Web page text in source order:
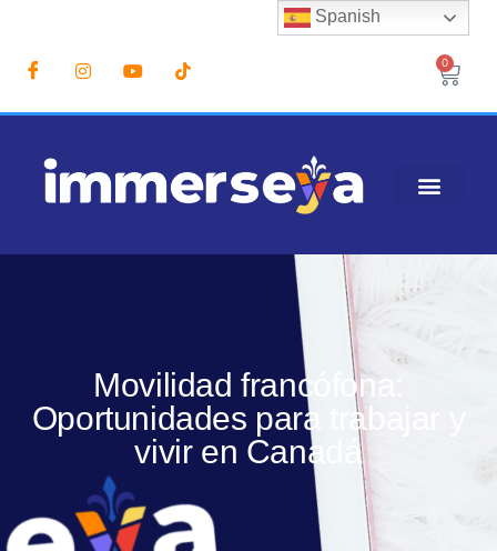
0
Movilidad francófona:
Oportunidades para trabajar y
vivir en Canadá
Spanish